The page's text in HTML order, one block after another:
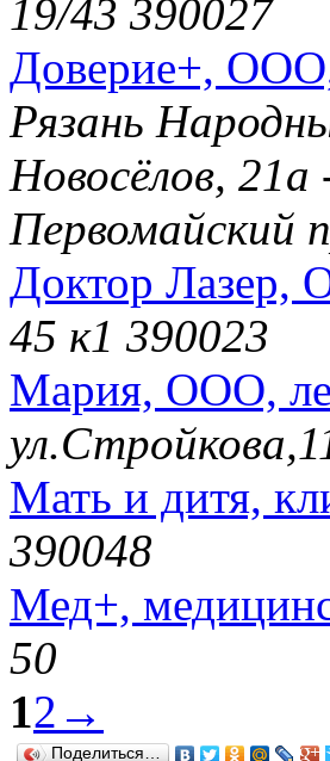
19/43 390027
Доверие+,
Рязань
Новосёлов,
Первомайский
Доктор Лазер,
45 к1 390023
Мария, ООО,
Мать и дитя,
390048
Мед+,
50
12 →
Поделиться…